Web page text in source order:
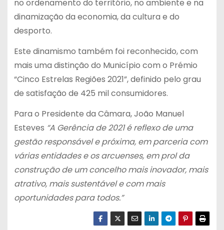
no ordenamento do território, no ambiente e na
dinamização da economia, da cultura e do
desporto.
Este dinamismo também foi reconhecido, com
mais uma distinção do Município com o Prémio
“Cinco Estrelas Regiões 2021”, definido pelo grau
de satisfação de 425 mil consumidores.
Para o Presidente da Câmara, João Manuel
Esteves “A Gerência de 2021 é reflexo de uma
gestão responsável e próxima, em parceria com
várias entidades e os arcuenses, em prol da
construção de um concelho mais inovador, mais
atrativo, mais sustentável e com mais
oportunidades para todos.”